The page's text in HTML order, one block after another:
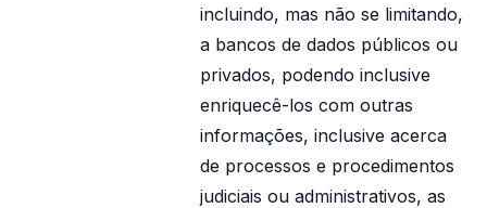
incluindo, mas não se limitando,
a bancos de dados públicos ou
privados, podendo inclusive
enriquecê-los com outras
informações, inclusive acerca
de processos e procedimentos
judiciais ou administrativos, as